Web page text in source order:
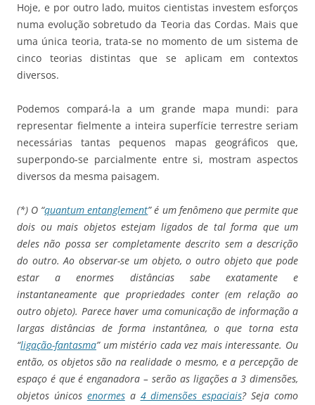
Hoje, e por outro lado, muitos cientistas investem esforços
numa evolução sobretudo da Teoria das Cordas. Mais que
uma única teoria, trata-se no momento de um sistema de
cinco teorias distintas que se aplicam em contextos
diversos.
Podemos compará-la a um grande mapa mundi: para
representar fielmente a inteira superfície terrestre seriam
necessárias tantas pequenos mapas geográficos que,
superpondo-se parcialmente entre si, mostram aspectos
diversos da mesma paisagem.
(*) O “quantum entanglement” é um fenômeno que permite que
dois ou mais objetos estejam ligados de tal forma que um
deles não possa ser completamente descrito sem a descrição
do outro. Ao observar-se um objeto, o outro objeto que pode
estar a enormes distâncias sabe exatamente e
instantaneamente que propriedades conter (em relação ao
outro objeto). Parece haver uma comunicação de informação a
largas distâncias de forma instantânea, o que torna esta
“ligação-fantasma” um mistério cada vez mais interessante. Ou
então, os objetos são na realidade o mesmo, e a percepção de
espaço é que é enganadora – serão as ligações a 3 dimensões,
objetos únicos enormesa 4 dimensões espaciais? Seja como